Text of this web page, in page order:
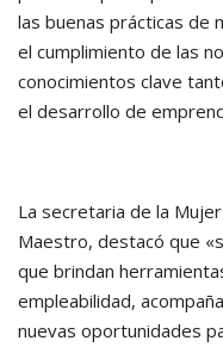
las buenas prácticas de
el cumplimiento de las
conocimientos clave
el desarrollo de
La secretaria de la
Maestro, destacó que
que brindan
empleabilidad,
nuevas oportunidades